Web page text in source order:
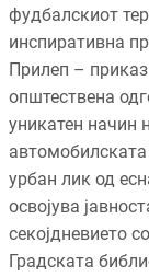
фудбалскиот
инспиративна
Прилеп –
општествена
уникатен начин
урбан лик од
освојува
секојдневието
Градската